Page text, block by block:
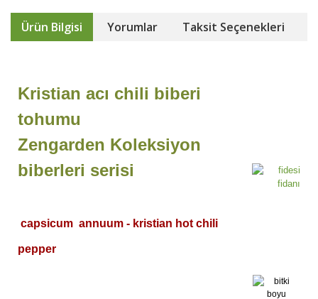
Ürün Bilgisi Yorumlar Taksit Seçenekleri
Kristian acı chili biberi
tohumu
Zengarden Koleksiyon
biberleri serisi
capsicum annuum - kristian hot chili
pepper